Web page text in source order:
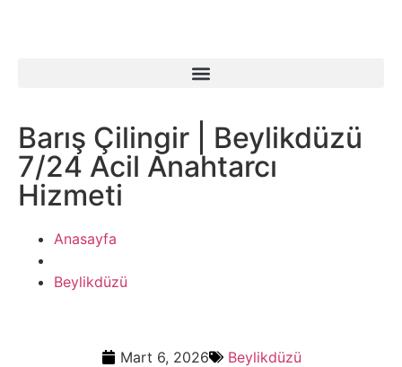
Barış Çilingir | Beylikdüzü
7/24 Acil Anahtarcı
Hizmeti
Anasayfa
Beylikdüzü
Mart 6, 2026 Beylikdüzü